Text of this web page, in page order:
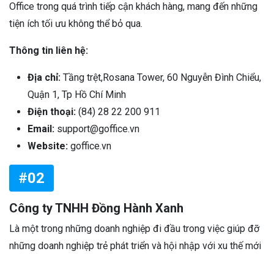
Office trong quá trình tiếp cận khách hàng, mang đến những
tiện ích tối ưu không thể bỏ qua.
Thông tin liên hệ:
Địa chỉ: Tầng trệt,Rosana Tower, 60 Nguyễn Đình Chiểu,
Quận 1, Tp Hồ Chí Minh
Điện thoại: (84) 28 22 200 911
Email: support@goffice.vn
Website: goffice.vn
#02
Công ty TNHH Đồng Hành Xanh
Là một trong những doanh nghiệp đi đầu trong việc giúp đỡ
những doanh nghiệp trẻ phát triển và hội nhập với xu thế mới